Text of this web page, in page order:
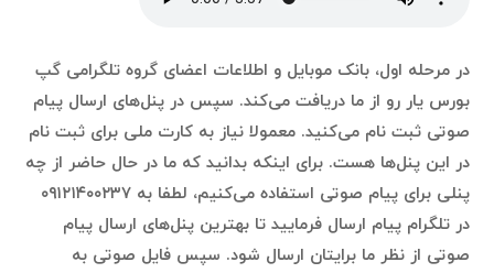
در مرحله اول، بانک موبایل و اطلاعات اعضای گروه تلگرامی گپ
بورس یار رو از ما دریافت می‌کند. سپس در پنل‌های ارسال پیام
صوتی ثبت نام می‌کنید. معمولا نیاز به کارت ملی برای ثبت نام
در این پنل‌ها هست. برای اینکه بدانید که ما در حال حاضر از چه
پنلی برای پیام صوتی استفاده می‌کنیم، لطفا به ۰۹۱۲۱۴۰۰۲۳۷
در تلگرام پیام ارسال فرمایید تا بهترین پنل‌های ارسال پیام
صوتی از نظر ما برایتان ارسال شود. سپس فایل صوتی به